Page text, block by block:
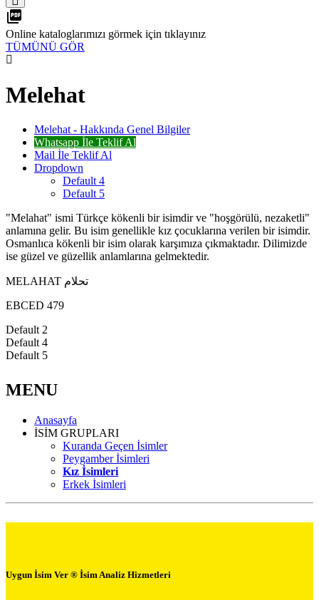
picture_as_pdf
Online kataloglarımızı görmek için tıklayınız
TÜMÜNÜ GÖR
Melehat
Melehat - Hakkında Genel Bilgiler
Whatsapp İle Teklif Al
Mail İle Teklif Al
Dropdown
Default 4
Default 5
"Melahat" ismi Türkçe kökenli bir isimdir ve "hoşgörülü, nezaketli"
anlamına gelir. Bu isim genellikle kız çocuklarına verilen bir isimdir.
Osmanlıca kökenli bir isim olarak karşımıza çıkmaktadır. Dilimizde
ise güzel ve güzellik anlamlarına gelmektedir.
MELAHAT تحلام
EBCED 479
Default 2
Default 4
Default 5
MENU
Anasayfa
İSİM GRUPLARI
Kuranda Geçen İsimler
Peygamber İsimleri
Kız İsimleri
Erkek İsimleri
Uygun İsim Ver ® İsim Analiz Hizmetleri